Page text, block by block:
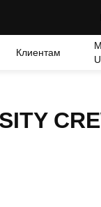
Клиентам